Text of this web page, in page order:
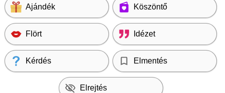
Ajándék Köszöntő
Flört Idézet
Kérdés Elmentés
Elrejtés